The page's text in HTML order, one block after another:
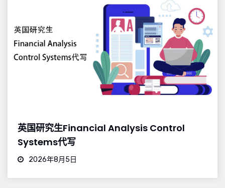
英国研究生Financial Analysis Control
Systems代写
2026年8月5日